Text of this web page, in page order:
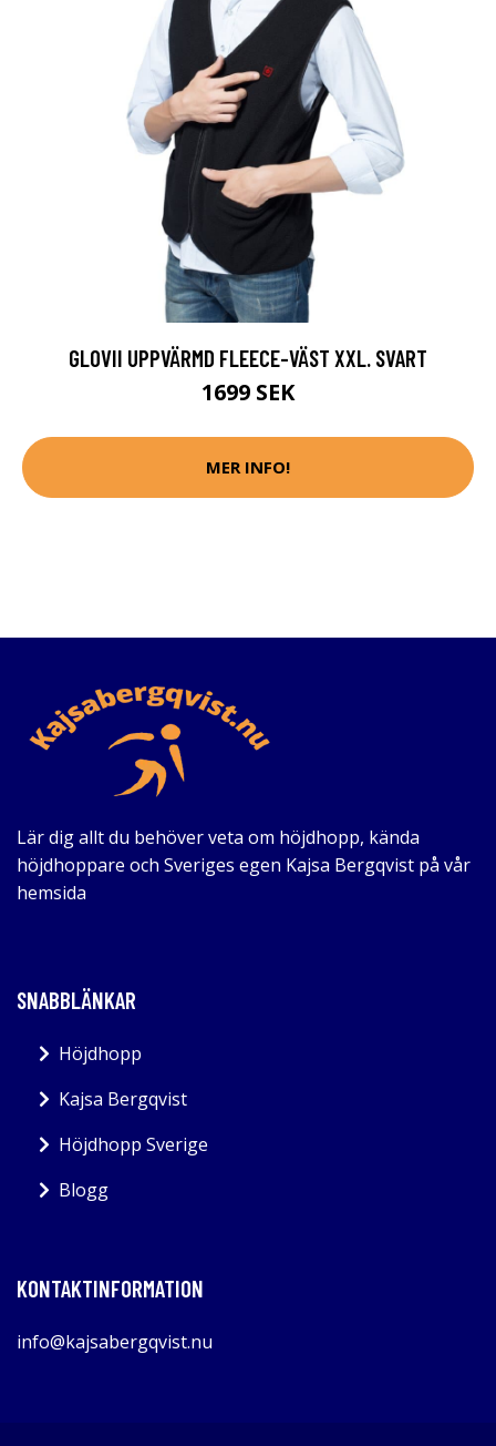
GLOVII UPPVÄRMD FLEECE-VÄST XXL. SVART
1699 SEK
MER INFO!
Lär dig allt du behöver veta om höjdhopp, kända
höjdhoppare och Sveriges egen Kajsa Bergqvist på vår
hemsida
SNABBLÄNKAR
Höjdhopp
Kajsa Bergqvist
Höjdhopp Sverige
Blogg
KONTAKTINFORMATION
info@kajsabergqvist.nu